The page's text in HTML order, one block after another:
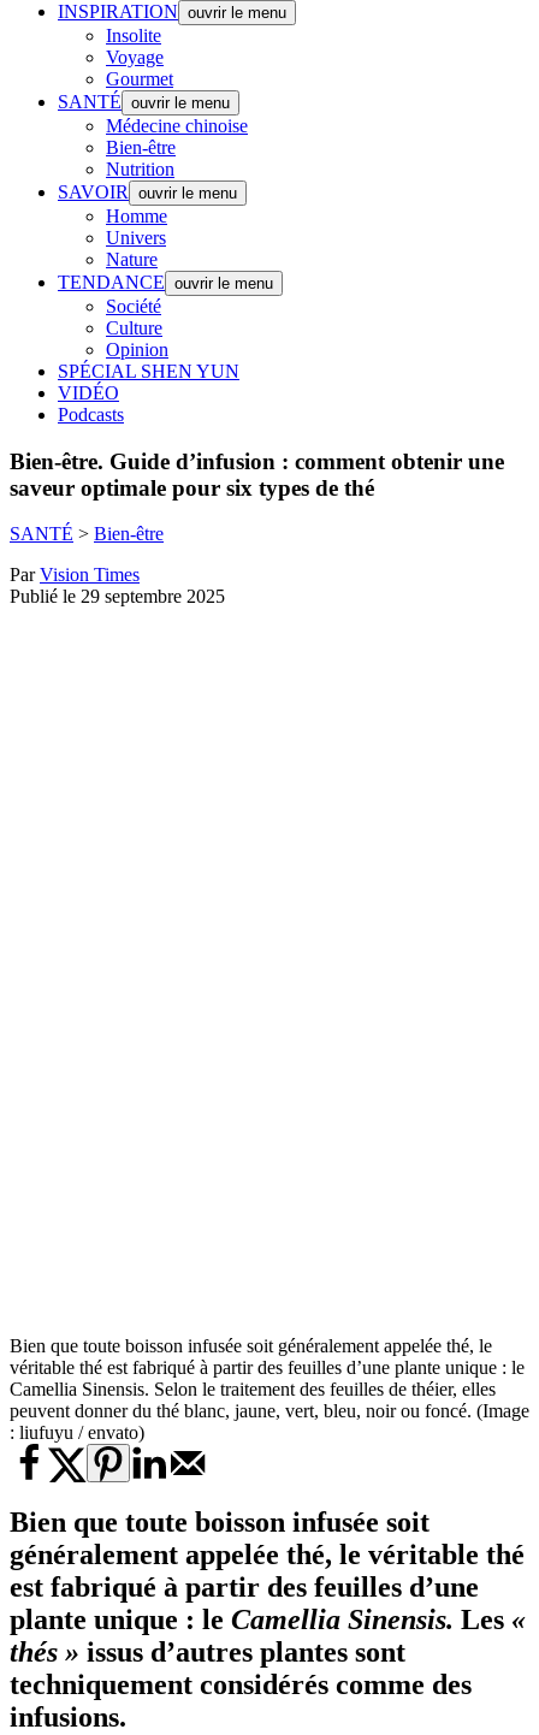
INSPIRATION ouvrir le menu
Insolite
Voyage
Gourmet
SANTÉ ouvrir le menu
Médecine chinoise
Bien-être
Nutrition
SAVOIR
ouvrir le menu
Homme
Univers
Nature
TENDANCE ouvrir le menu
Société
Culture
Opinion
SPÉCIAL SHEN YUN
VIDÉO
Podcasts
Bien-être. Guide d’infusion : comment obtenir une
saveur optimale pour six types de thé
SANTÉ > Bien-être
ParVision Times
Publié le 29 septembre 2025
Bien que toute boisson infusée soit généralement appelée thé, le
véritable thé est fabriqué à partir des feuilles d’une plante unique : le
Camellia Sinensis. Selon le traitement des feuilles de théier, elles
peuvent donner du thé blanc, jaune, vert, bleu, noir ou foncé. (Image
: liufuyu / envato)
Bien que toute boisson infusée soit
généralement appelée thé, le véritable thé
est fabriqué à partir des feuilles d’une
plante unique : le Camellia Sinensis. Les «
thés » issus d’autres plantes sont
techniquement considérés comme des
infusions.